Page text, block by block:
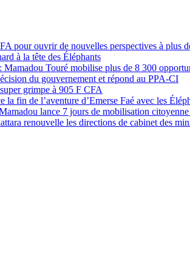
pour ouvrir de nouvelles perspectives à plus
à la tête des Éléphants
Touré mobilise plus de 8 300
du gouvernement et répond au PPA-CI
grimpe à 905 F CFA
fin de l’aventure d’Emerse Faé avec les
lance 7 jours de mobilisation
renouvelle les directions de cabinet des